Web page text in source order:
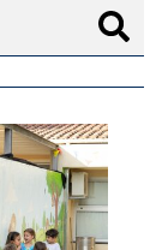
Nuno Simões